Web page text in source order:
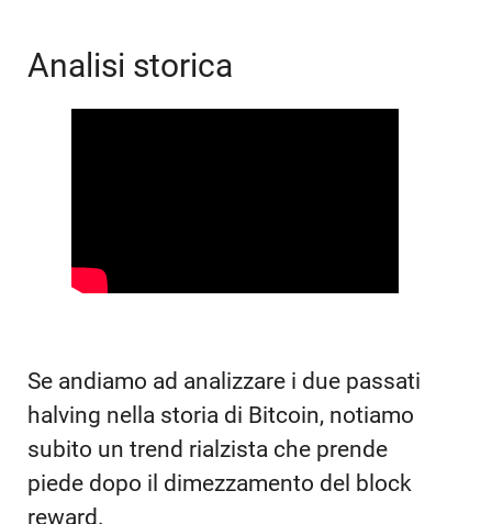
Analisi storica
Se andiamo ad analizzare i due passati
halving nella storia di Bitcoin, notiamo
subito un trend rialzista che prende
piede dopo il dimezzamento del block
reward.